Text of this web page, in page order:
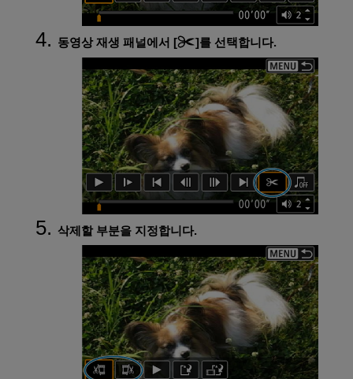
동영상 재생 패널에서 [ ]를 선택합니다.
삭제할 부분을 지정합니다.